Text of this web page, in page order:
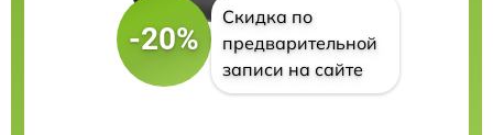
-20%
Скидка по
предварительной
записи на сайте